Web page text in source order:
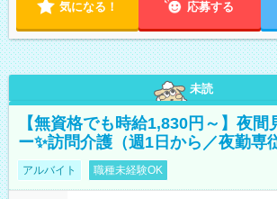
気になる！ 応募する
未読
【無資格でも時給1,830円～】夜間
ー✨訪問介護（週1日から／夜勤専
アルバイト 職種未経験OK